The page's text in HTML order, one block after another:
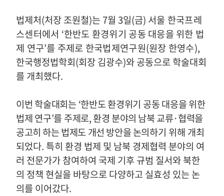
법제처(처장 조원철)는 7월 3일(금) 서울 한국프레
스센터에서 ‘한반도 환경위기 공동 대응을 위한 법
제 연구’를 주제로 한국법제연구원(원장 한영수),
한국행정법학회(회장 김광수)와 공동으로 학술대회
를 개최했다.
이번 학술대회는 ‘한반도 환경위기 공동 대응을 위한
법제 연구’를 주제로,환경 분야의 남북 교류·협력을
공고히 하는 법제도 개선 방안을 논의하기 위해 개최
되었다. 특히 환경 법제 및 남북 경제협력 분야의 여
러 전문가가 참여하여 국제 기후 규범 질서와 북한
의 정책 현실을 바탕으로 다양하고 실효성 있는 논
의를 이어갔다.